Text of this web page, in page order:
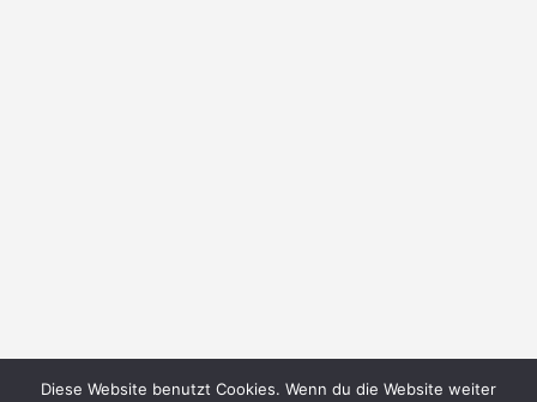
Diese Website benutzt Cookies. Wenn du die Website weiter